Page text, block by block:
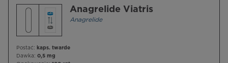
Anagrelide Viatris
Anagrelide
Postać: kaps. twarde
Dawka: 0,5 mg